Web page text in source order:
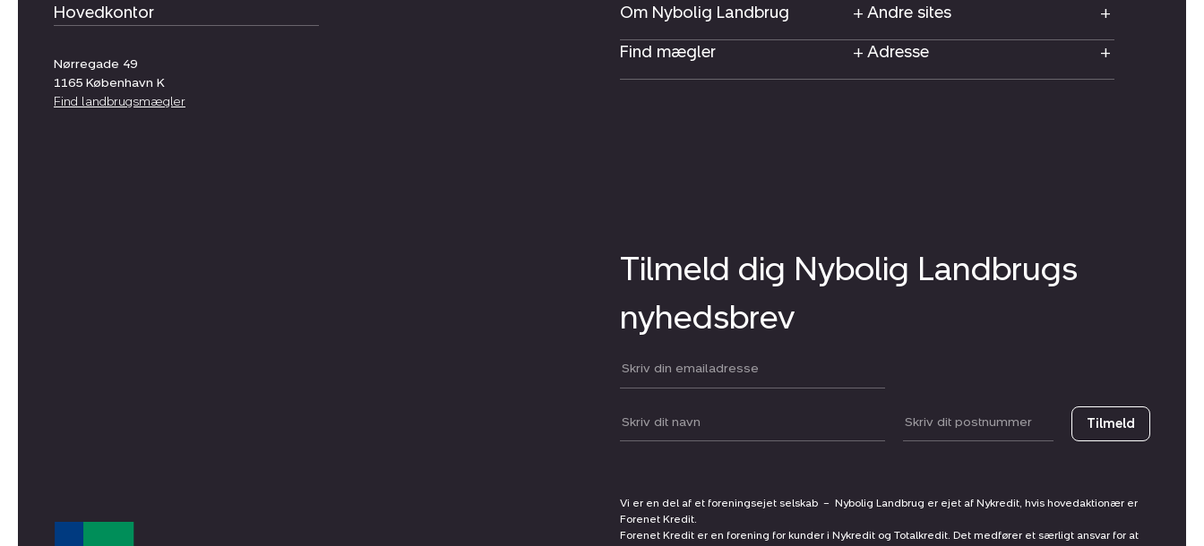
Hovedkontor
Nørregade 49
1165 København K
Find landbrugsmægler
Om Nybolig Landbrug
Andre sites
Find mægler
Adresse
Tilmeld dig Nybolig Landbrugs
nyhedsbrev
Din email:
Dit navn: Postnummer Tilmeld
Vi er en del af et foreningsejet selskab – Nybolig Landbrug er ejet af Nykredit, hvis hovedaktionær er
Forenet Kredit.
Forenet Kredit er en forening for kunder i Nykredit og Totalkredit. Det medfører et særligt ansvar for at